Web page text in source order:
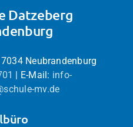
Datzeberg
Neubrandenburg
| E-Mail: info-
mv.de